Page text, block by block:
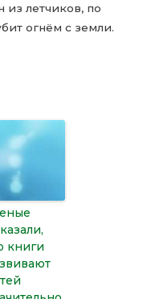
из летчиков, по
огнём с земли.
книги